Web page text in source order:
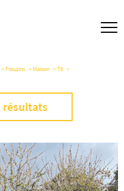
Frouzins Maison
T5
résultats